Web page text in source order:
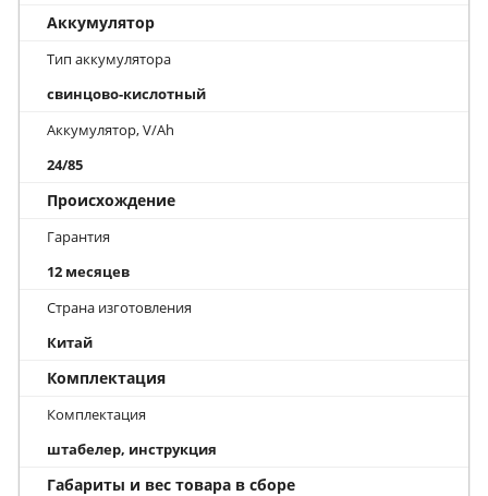
Аккумулятор
Тип аккумулятора
свинцово-кислотный
Аккумулятор, V/Ah
24/85
Происхождение
Гарантия
12 месяцев
Страна изготовления
Китай
Комплектация
Комплектация
штабелер, инструкция
Габариты и вес товара в сборе